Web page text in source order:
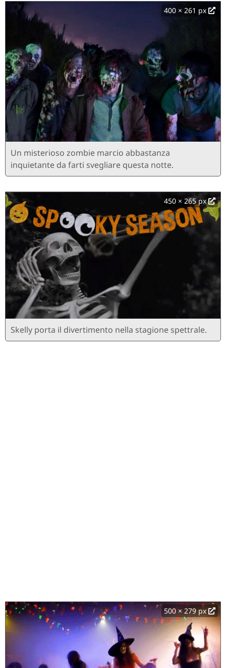
400 × 261 px
Un misterioso zombie marcio abbastanza
inquietante da farti svegliare questa notte.
450 × 265 px
Skelly porta il divertimento nella stagione spettrale.
500 × 279 px